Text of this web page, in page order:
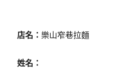
店名：樂山窄巷拉麵
姓名：